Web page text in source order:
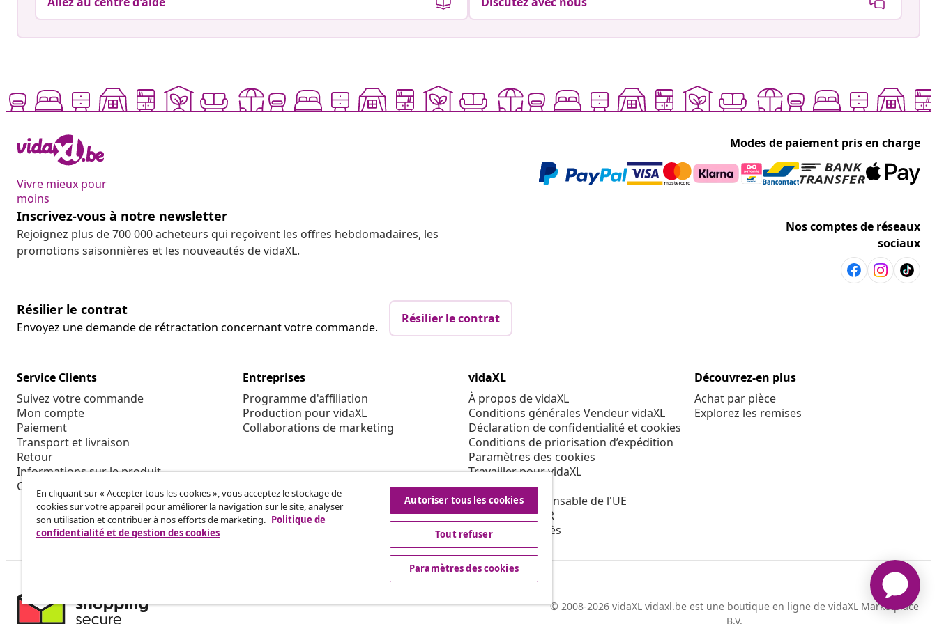
Vivre mieux pour
moins
Modes de paiement pris en charge
Inscrivez-vous à notre newsletter
Rejoignez plus de 700 000 acheteurs qui reçoivent les offres hebdomadaires, les
promotions saisonnières et les nouveautés de vidaXL.
Nos comptes de réseaux
sociaux
Résilier le contrat
Envoyez une demande de rétractation concernant votre commande.
Résilier le contrat
Service Clients
Suivez votre commande
Mon compte
Paiement
Transport et livraison
Retour
Informations sur le produit
Commande
Entreprises
Programme d'affiliation
Production pour vidaXL
Collaborations de marketing
vidaXL
À propos de vidaXL
Conditions générales Vendeur vidaXL
Déclaration de confidentialité et cookies
Conditions de priorisation d’expédition
Paramètres des cookies
Travailler pour vidaXL
Sécurité
Personne responsable de l'UE
Politique de EPR
Condition d'accès
Découvrez-en plus
Achat par pièce
Explorez les remises
© 2008-2026 vidaXL vidaxl.be est une boutique en ligne de vidaXL Marketplace
B.V.
En cliquant sur « Accepter tous les cookies », vous acceptez le stockage de
cookies sur votre appareil pour améliorer la navigation sur le site, analyser
son utilisation et contribuer à nos efforts de marketing. Politique de
confidentialité et de gestion des cookies
Autoriser tous les cookies
Tout refuser
Paramètres des cookies